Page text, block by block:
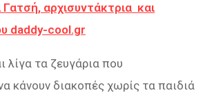
αρχισυντάκτρια και
daddy-cool.gr
λίγα τα ζευγάρια που
κάνουν διακοπές χωρίς τα παιδιά